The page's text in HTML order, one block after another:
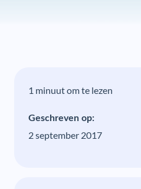
1 minuut om te lezen
Geschreven op:
2 september 2017